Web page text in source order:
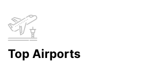
Top Airports